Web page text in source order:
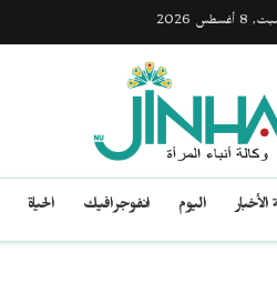
أغسطس 2026
الأخبار اليوم انفوجرافيك الحياة